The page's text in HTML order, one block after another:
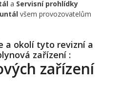
a Servisní prohlídky
všem provozovatelům
a okolí tyto revizní a
zařízení :
zařízení